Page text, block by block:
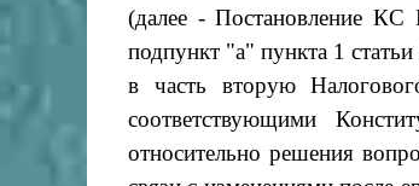
(далее - Постановление
подпункт "а" пункта 1
в часть вторую
соответствующими
относительно решения